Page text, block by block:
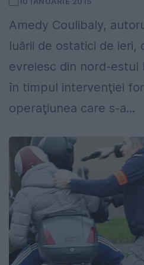
Amedy Coulibaly,
luării de ostatici de ieri,
evreiesc din nord-estul
în timpul intervenţiei
operaţiunea care s-a...